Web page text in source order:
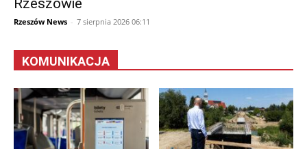
Rzeszowie
Rzeszów News - 7 sierpnia 2026 06:11
KOMUNIKACJA